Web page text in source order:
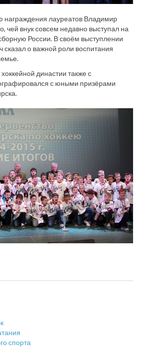
лауреатов Владимир
чей внук совсем недавно выступал на
России. В своём выступлении
о важной роли воспитания
династии также с
с юными призёрами
спорта